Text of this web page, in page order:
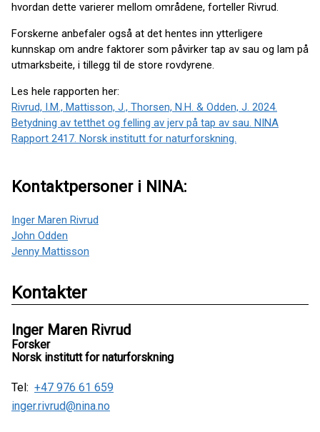
hvordan dette varierer mellom områdene, forteller Rivrud.
Forskerne anbefaler også at det hentes inn ytterligere
kunnskap om andre faktorer som påvirker tap av sau og lam på
utmarksbeite, i tillegg til de store rovdyrene.
Les hele rapporten her:
Rivrud, I.M., Mattisson, J., Thorsen, N.H. & Odden, J. 2024.
Betydning av tetthet og felling av jerv på tap av sau. NINA
Rapport 2417. Norsk institutt for naturforskning.
Kontaktpersoner i NINA:
Inger Maren Rivrud
John Odden
Jenny Mattisson
Kontakter
Inger Maren Rivrud
Forsker
Norsk institutt for naturforskning
Tel: +47 976 61 659
inger.rivrud@nina.no